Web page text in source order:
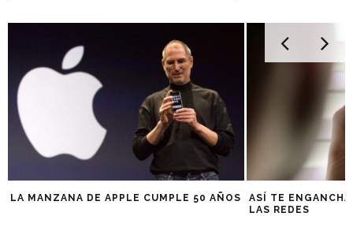
LA MANZANA DE APPLE CUMPLE 50 AÑOS
ASÍ TE
LAS REDES